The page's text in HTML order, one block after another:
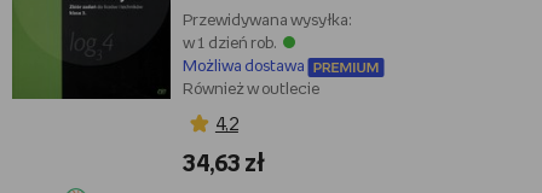
Przewidywana wysyłka:
w 1 dzień rob.
Możliwa dostawa
Również w outlecie
4,2
34,63 zł